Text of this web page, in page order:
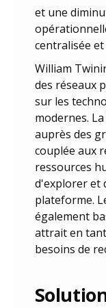
et une
centralisée
William
des réseaux
sur les
modernes.
auprès des
couplée aux
ressources
d'explorer et
plateforme.
également
attrait en
besoins de